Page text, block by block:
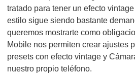
tratado para tener un efecto
estilo sigue siendo bastante
queremos mostrarte como
Mobile nos permiten crear ajustes
presets con efecto vintage y
nuestro propio teléfono.